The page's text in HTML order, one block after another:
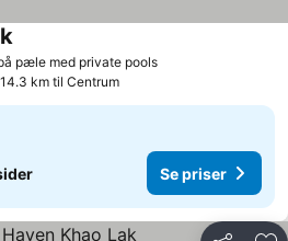
pæle med private pools
14.3 km til Centrum
Se priser